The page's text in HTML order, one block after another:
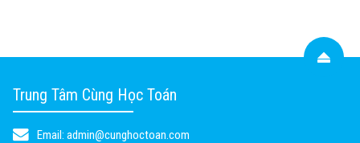
Trung Tâm Cùng Học Toán
Email: admin@cunghoctoan.com